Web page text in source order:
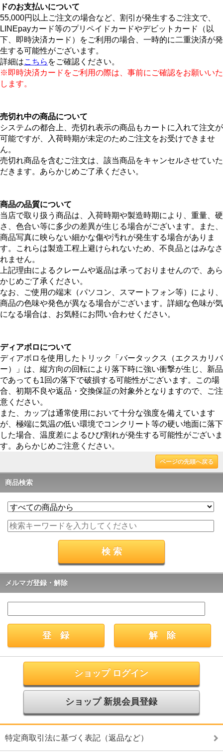
ドのお支払いについて
55,000円以上ご注文の場合など、割引が発生するご注文で、
LINEpayカード等のプリペイドカードやデビットカード（以
下、即時決済カード）をご利用の場合、一時的に二重決済が発
生する可能性がございます。
詳細はこちら をご確認ください。
※即時決済カードをご利用の際は、事前にご確認をお願いいた
します。
売切れ中の商品について
システムの都合上、売切れ表示の商品もカートに入れて注文が
可能ですが、入荷時期が未定のためご注文をお受けできませ
ん。
売切れ商品を含むご注文は、該当商品をキャンセルさせていた
だきます。あらかじめご了承ください。
商品の品質について
当店で取り扱う商品は、入荷時期や製造時期により、重量、硬
さ、色合い等に多少の差異が生じる場合がございます。また、
商品写真に映らない細かな傷や汚れが発生する場合がありま
す。これらは製造工程上避けられないため、不良品とはみなさ
れません。
上記理由によるクレームや返品は承っておりませんので、あら
かじめご了承ください。
なお、ご使用の端末（パソコン、スマートフォン等）により、
商品の色味や発色が異なる場合がございます。詳細な色味が気
になる場合は、お気軽にお問い合わせください。
ディアボロについて
ディアボロを使用したトリック「バータックス（エクスカリバ
ー）」は、縦方向の回転により落下時に強い衝撃が生じ、新品
であっても1回の落下で破損する可能性がございます。この場
合、初期不良や返品・交換保証の対象外となりますので、ご注
意ください。
また、カップは通常使用において十分な強度を備えています
が、極端に気温の低い環境でコンクリート等の硬い地面に落下
した場合、温度差によるひび割れが発生する可能性がございま
す。あらかじめご注意ください。
ページの先頭へ戻る
商品検索
メルマガ登録・解除
ショップ ログイン
ショップ 新規会員登録
特定商取引法に基づく表記（返品など）